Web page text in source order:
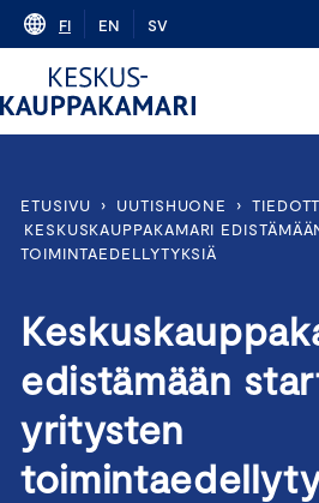
Skip
content
FI EN SV
ETUSIVU › UUTISHUONE ›
KESKUSKAUPPAKAMARI
TOIMINTAEDELLYTYKSIÄ
edistämään
yritysten